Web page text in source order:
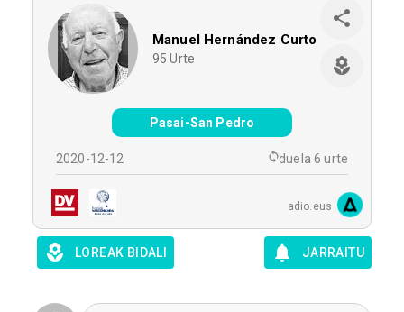
Manuel Hernández Curto
95 Urte
Pasai-San Pedro
2020-12-12 duela 6 urte
adio.eus
LOREAK BIDALI JARRAITU